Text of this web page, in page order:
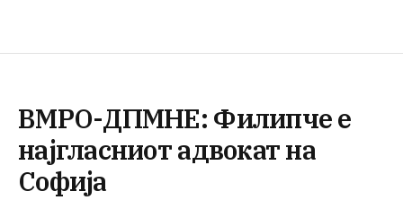
ВМРО-ДПМНЕ: Филипче е
најгласниот адвокат на
Софија